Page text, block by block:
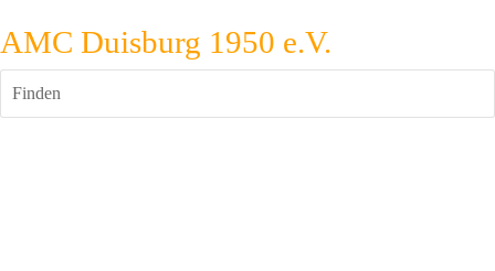
AMC Duisburg 1950 e.V.
Finden